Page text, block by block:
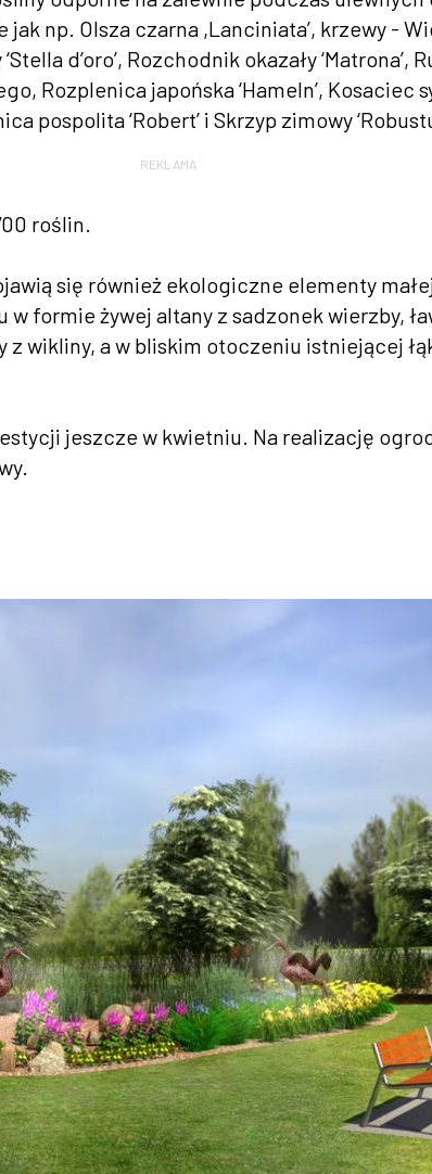
np. Olsza czarna ,Lanciniata’, krzewy -
d’oro’, Rozchodnik okazały ‘Matrona’,
Rozplenica japońska ‘Hameln’, Kosaciec
pospolita ‘Robert’ i Skrzyp zimowy
REKLAMA
roślin.
się również ekologiczne elementy
formie żywej altany z sadzonek wierzby,
wikliny, a w bliskim otoczeniu istniejącej
jeszcze w kwietniu. Na realizację